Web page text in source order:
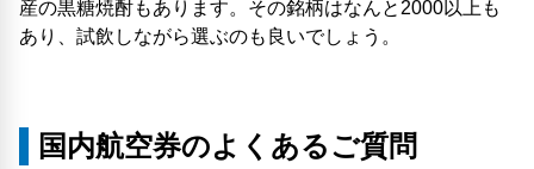
産の黒糖焼酎もあります。その銘柄はなんと2000以上も
あり、試飲しながら選ぶのも良いでしょう。
国内航空券のよくあるご質問